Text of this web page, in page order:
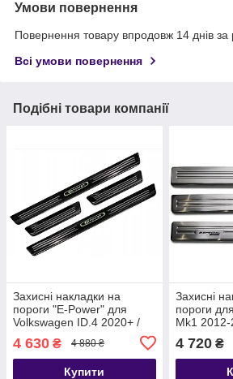
Умови повернення
Повернення товару впродовж 14 днів за
Всі умови повернення
Подібні товари компанії
Захисні накладки на
пороги "E-Power" для
Volkswagen ID.4 2020+ /
4 630 ₴ 4 880 ₴
Купити
Захисні
пороги
Mk1
4 720₴